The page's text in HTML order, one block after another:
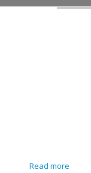
Read more